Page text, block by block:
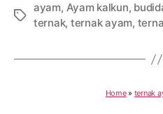
Tags
ayam, Ayam kalkun,
ternak, ternak ayam,
Home» ternak